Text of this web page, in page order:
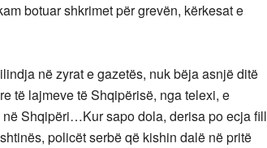
botuar shkrimet për grevën, kërkesat e
në zyrat e gazetës, nuk bëja asnjë ditë
të lajmeve të Shqipërisë, nga telexi, e
Shqipëri…Kur sapo dola, derisa po ecja fill
policët serbë që kishin dalë në pritë